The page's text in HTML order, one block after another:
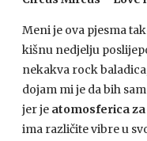
Meni je ova pjesma
kišnu nedjelju
nekakva rock
dojam mi je da bih
jer je atomosferica za
ima različite vibre u